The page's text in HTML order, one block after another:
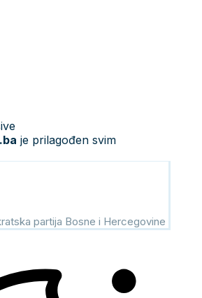
je prilagođen svim
partija Bosne i Hercegovine